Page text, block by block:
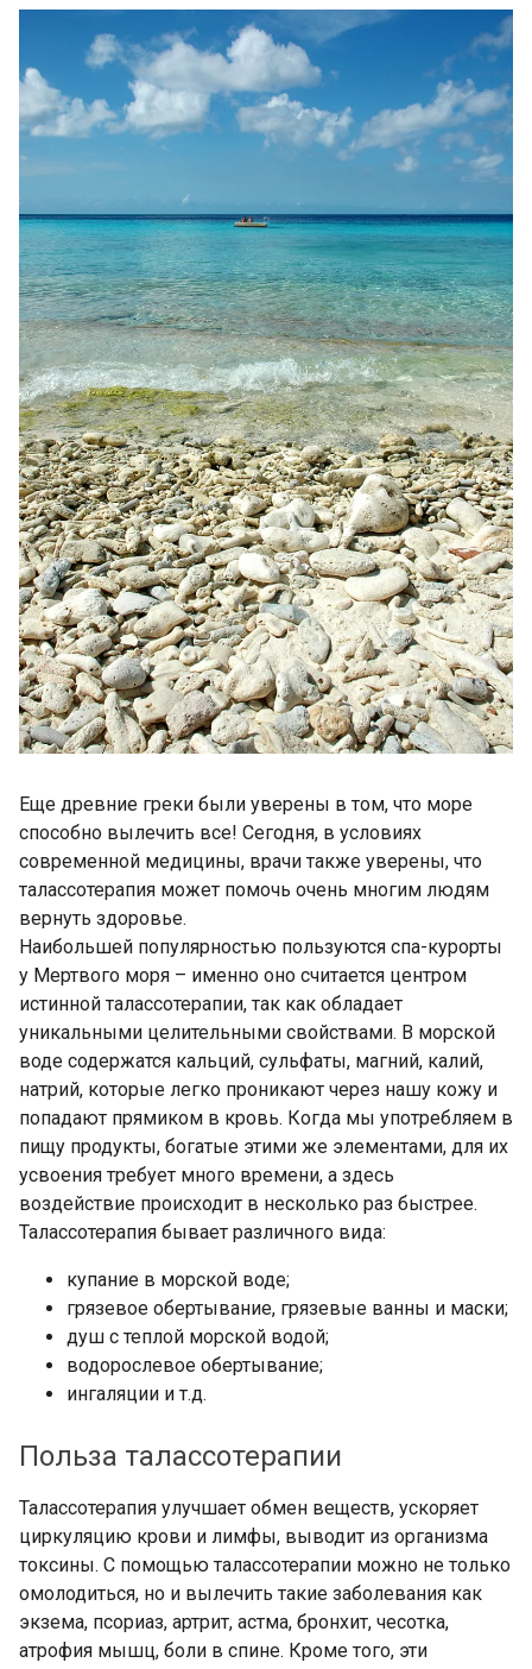
Еще древние греки были уверены в том, что море
способно вылечить все! Сегодня, в условиях
современной медицины, врачи также уверены, что
талассотерапия может помочь очень многим людям
вернуть здоровье.
Наибольшей популярностью пользуются спа-курорты
у Мертвого моря – именно оно считается центром
истинной талассотерапии, так как обладает
уникальными целительными свойствами. В морской
воде содержатся кальций, сульфаты, магний, калий,
натрий, которые легко проникают через нашу кожу и
попадают прямиком в кровь. Когда мы употребляем в
пищу продукты, богатые этими же элементами, для их
усвоения требует много времени, а здесь
воздействие происходит в несколько раз быстрее.
Талассотерапия бывает различного вида:
купание в морской воде;
грязевое обертывание, грязевые ванны и маски;
душ с теплой морской водой;
водорослевое обертывание;
ингаляции и т.д.
Польза талассотерапии
Талассотерапия улучшает обмен веществ, ускоряет
циркуляцию крови и лимфы, выводит из организма
токсины. С помощью талассотерапии можно не только
омолодиться, но и вылечить такие заболевания как
экзема, псориаз, артрит, астма, бронхит, чесотка,
атрофия мышц, боли в спине. Кроме того, эти